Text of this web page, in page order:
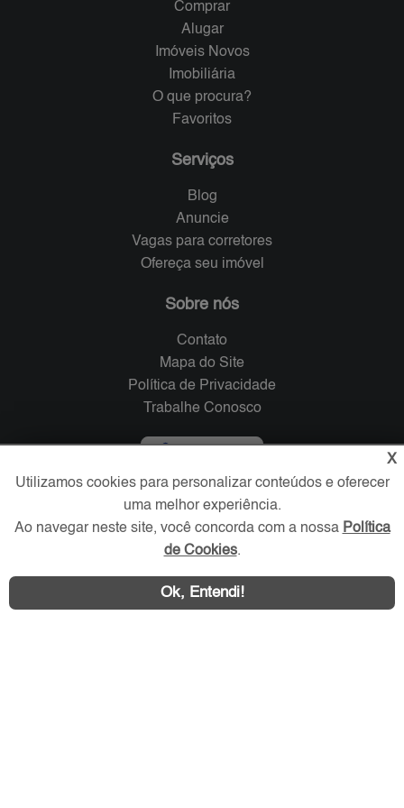
Comprar
Alugar
Imóveis Novos
Imobiliária
O que procura?
Favoritos
Serviços
Blog
Anuncie
Vagas para corretores
Ofereça seu imóvel
Sobre nós
Contato
Mapa do Site
Política de Privacidade
Trabalhe Conosco
Redes Sociais
X
Utilizamos cookies para personalizar conteúdos e oferecer
uma melhor experiência.
Ao navegar neste site, você concorda com a nossa Política
de Cookies.
Ok, Entendi!